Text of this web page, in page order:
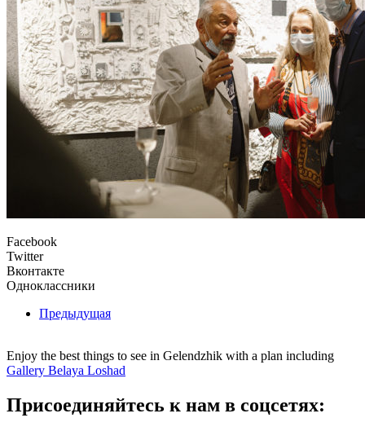
Facebook
Twitter
Вконтакте
Одноклассники
Предыдущая
Enjoy the best things to see in Gelendzhik with a plan including
Gallery Belaya Loshad
Присоединяйтесь к нам в соцсетях: